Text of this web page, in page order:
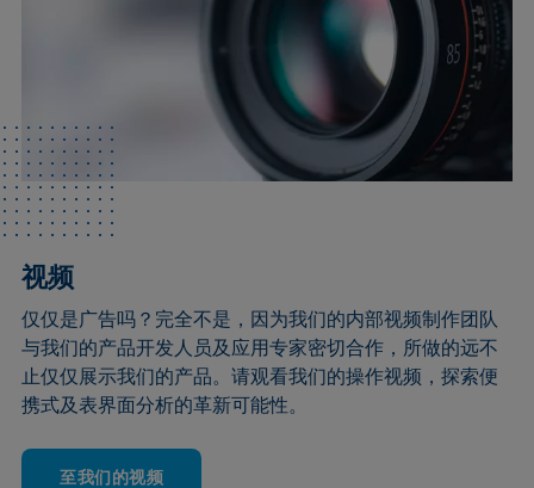
视频
仅仅是广告吗？完全不是，因为我们的内部视频制作团队
与我们的产品开发人员及应用专家密切合作，所做的远不
止仅仅展示我们的产品。请观看我们的操作视频，探索便
携式及表界面分析的革新可能性。
至我们的视频